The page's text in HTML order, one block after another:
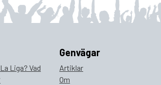
Liga? Vad
Genvägar
Artiklar
Om